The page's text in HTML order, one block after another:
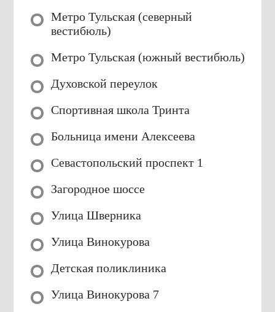
Метро Тульская (северный
вестибюль)
Метро Тульская (южный вестибюль)
Духовской переулок
Спортивная школа Тринта
Больница имени Алексеева
Севастопольский проспект 1
Загородное шоссе
Улица Шверника
Улица Винокурова
Детская поликлиника
Улица Винокурова 7